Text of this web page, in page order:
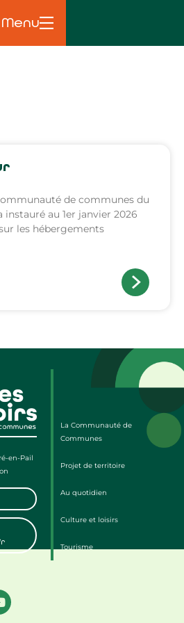
Menu
de communes du
instauré au 1er janvier 2026
les hébergements
en-Pail
La Communauté de
Communes
Projet de territoire
Au quotidien
Culture et loisirs
Tourisme